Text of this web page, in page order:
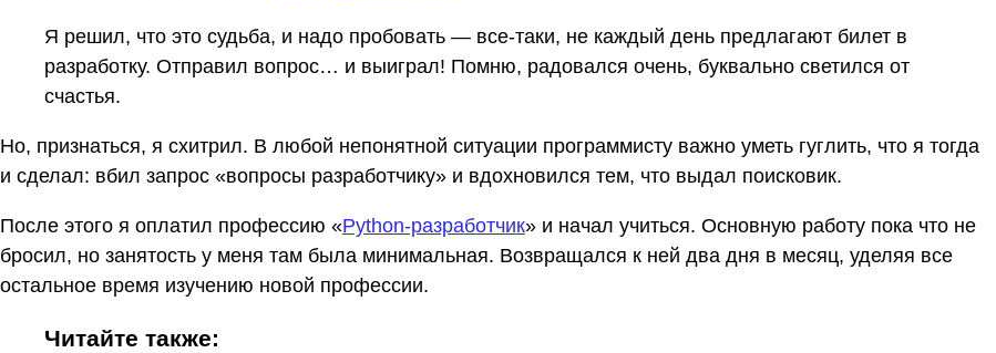
Я решил, что это судьба, и надо пробовать — все-таки, не каждый день предлагают билет в
разработку. Отправил вопрос… и выиграл! Помню, радовался очень, буквально светился от
счастья.
Но, признаться, я схитрил. В любой непонятной ситуации программисту важно уметь гуглить, что я тогда
и сделал: вбил запрос «вопросы разработчику» и вдохновился тем, что выдал поисковик.
После этого я оплатил профессию «Python-разработчик» и начал учиться. Основную работу пока что не
бросил, но занятость у меня там была минимальная. Возвращался к ней два дня в месяц, уделяя все
остальное время изучению новой профессии.
Читайте также: